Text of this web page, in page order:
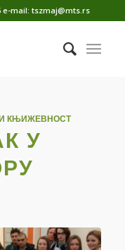
е-mail: tszmaj@mts.rs
КЊИЖЕВНОСТ
У